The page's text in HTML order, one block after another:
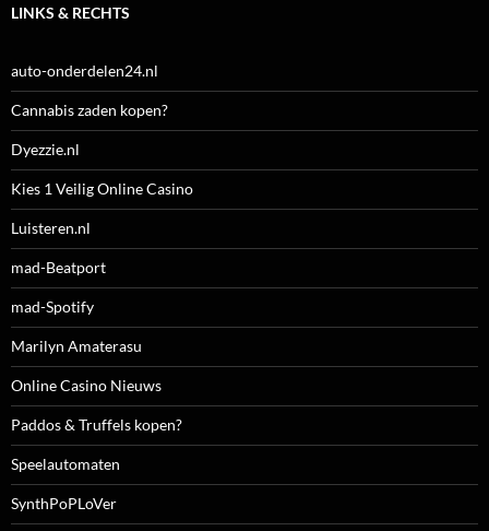
LINKS & RECHTS
auto-onderdelen24.nl
Cannabis zaden kopen?
Dyezzie.nl
Kies 1 Veilig Online Casino
Luisteren.nl
mad-Beatport
mad-Spotify
Marilyn Amaterasu
Online Casino Nieuws
Paddos & Truffels kopen?
Speelautomaten
SynthPoPLoVer